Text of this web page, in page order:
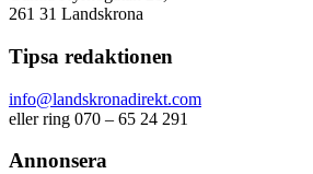
261 31 Landskrona
Tipsa redaktionen
info@landskronadirekt.com
eller ring 070 – 65 24 291
Annonsera